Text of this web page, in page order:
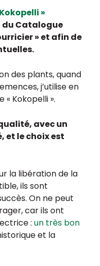
»
Catalogue
» et afin de
des plants, quand
j’utilise en
Kokopelli ».
avec un
et le choix est
la libération de la
ils sont
On ne peut
car ils ont
: un très bon
et la